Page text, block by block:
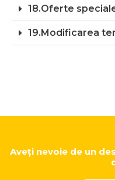
18.Oferte
19.Modificarea
Aveți nevoie de un